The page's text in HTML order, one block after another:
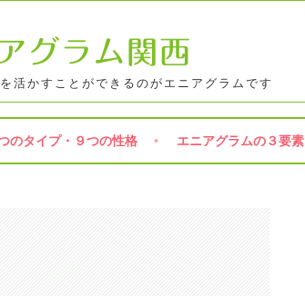
グラム関西
活かすことができるのがエニアグラムです
のタイプ・９つの性格 エニアグラムの３要素